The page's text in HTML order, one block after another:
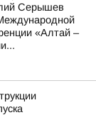
Серышев
«Алтай –